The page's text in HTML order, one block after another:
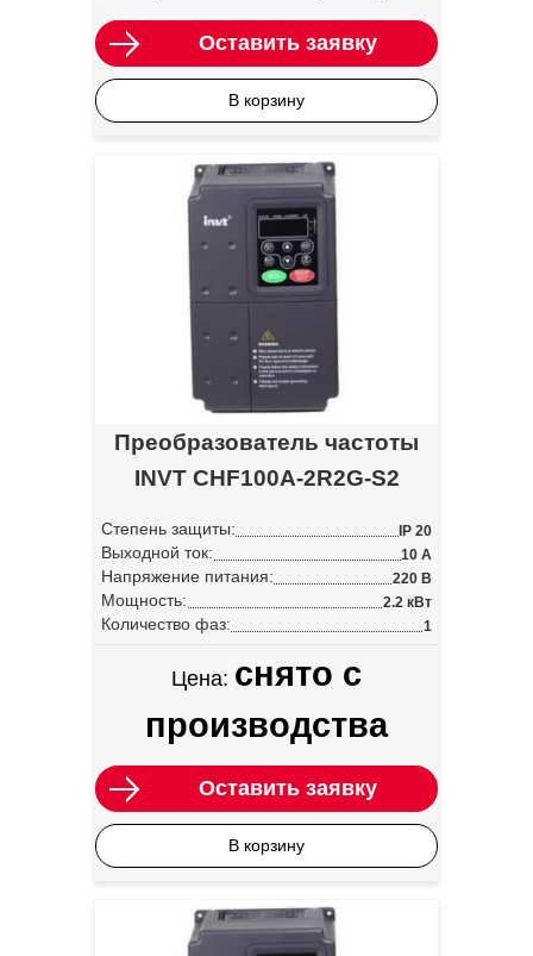
Оставить заявку
В корзину
Преобразователь частоты
INVT CHF100A-2R2G-S2
Степень защиты: IP 20
Выходной ток: 10 А
Напряжение питания: 220 В
Мощность: 2.2 кВт
Количество фаз: 1
Цена: снято с
производства
Оставить заявку
В корзину